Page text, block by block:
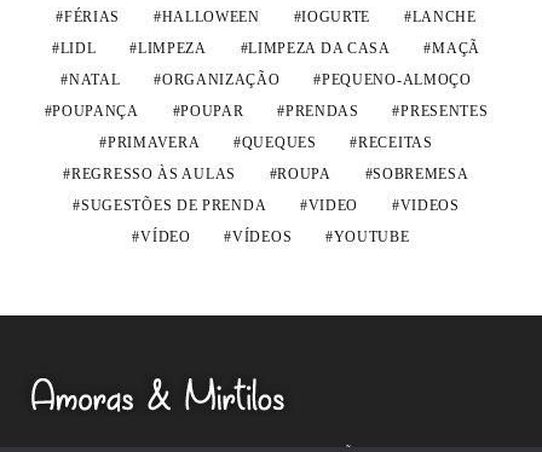
FÉRIAS
HALLOWEEN IOGURTE
LANCHE
LIDL
LIMPEZA LIMPEZA DA CASA
MAÇÃ
NATAL
ORGANIZAÇÃO
PEQUENO-ALMOÇO
POUPANÇA
POUPAR PRENDAS
PRESENTES
PRIMAVERA
QUEQUES
RECEITAS
REGRESSO ÀS AULAS
ROUPA
SOBREMESA
SUGESTÕES DE PRENDA
VIDEO
VIDEOS
VÍDEO
VÍDEOS YOUTUBE